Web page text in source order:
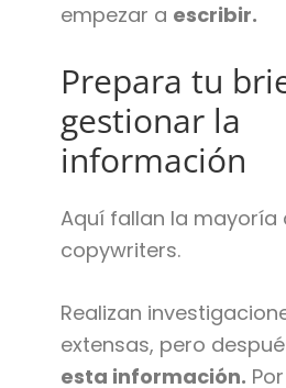
empezar a escribir.
Prepara tu
gestionar la
información
Aquí fallan la mayoría
copywriters.
Realizan
extensas, pero
esta información.